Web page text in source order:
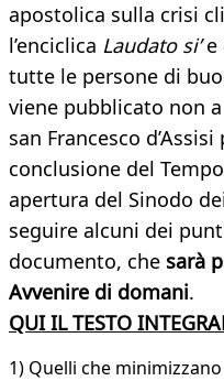
apostolica sulla crisi
l’enciclica Laudato si’e
tutte le persone di
viene pubblicato non
san Francesco
conclusione del
apertura del Sinodo
seguire alcuni dei
documento, che sarà
Avvenire di domani.
QUI IL TESTO
1) Quelli che